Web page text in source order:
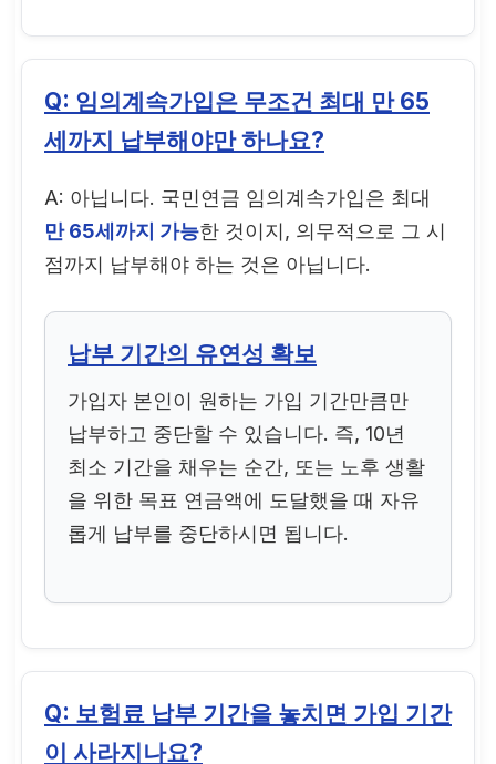
Q: 임의계속가입은 무조건 최대 만 65
세까지 납부해야만 하나요?
A: 아닙니다. 국민연금 임의계속가입은 최대
만 65세까지 가능한 것이지, 의무적으로 그 시
점까지 납부해야 하는 것은 아닙니다.
납부 기간의 유연성 확보
가입자 본인이 원하는 가입 기간만큼만
납부하고 중단할 수 있습니다. 즉, 10년
최소 기간을 채우는 순간, 또는 노후 생활
을 위한 목표 연금액에 도달했을 때 자유
롭게 납부를 중단하시면 됩니다.
Q: 보험료 납부 기간을 놓치면 가입 기간
이 사라지나요?